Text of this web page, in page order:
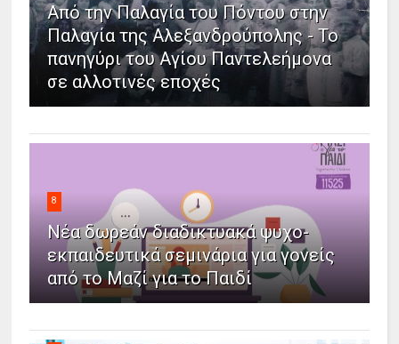
Από την Παλαγία του Πόντου στην
Παλαγία της Αλεξανδρούπολης - Το
πανηγύρι του Αγίου Παντελεήμονα
σε αλλοτινές εποχές
8
Νέα δωρεάν διαδικτυακά ψυχο-
εκπαιδευτικά σεμινάρια για γονείς
από το Μαζί για το Παιδί